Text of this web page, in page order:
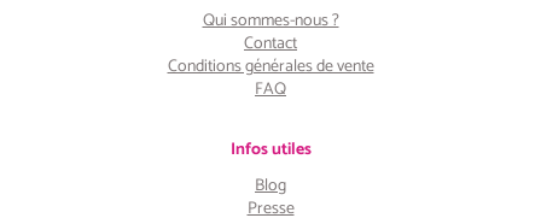
Qui sommes-nous ?
Contact
Conditions générales de vente
FAQ
Infos utiles
Blog
Presse